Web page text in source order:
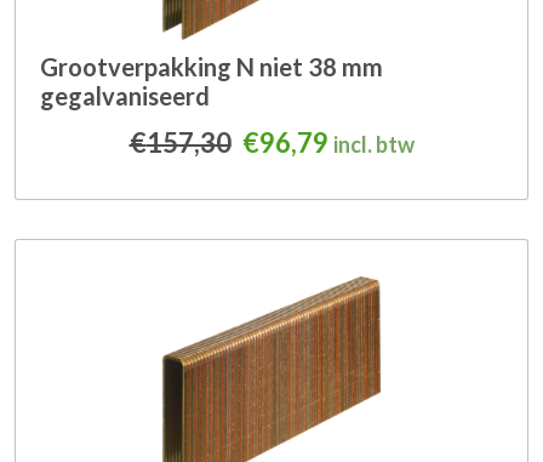
Grootverpakking N niet 38 mm
gegalvaniseerd
€157,30 Oorspronkelijke prijs
€96,79Huidige prijs is:
incl. btw